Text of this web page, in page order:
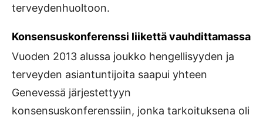
terveydenhuoltoon.
Konsensuskonferenssi liikettä vauhdittamassa
Vuoden 2013 alussa joukko hengellisyyden ja
terveyden asiantuntijoita saapui yhteen
Genevessä järjestettyyn
konsensuskonferenssiin, jonka tarkoituksena oli